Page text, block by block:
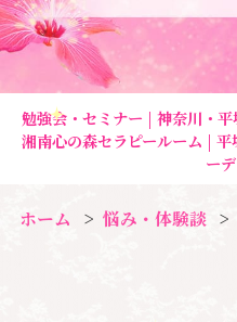
勉強会・セミナー | 神奈川・
湘南心の森セラピールーム |
ー
ホーム 悩み・体験談